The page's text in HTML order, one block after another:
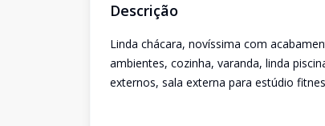
Descrição
Linda chácara, novíssima com
ambientes, cozinha, varanda, linda
externos, sala externa para estúdio